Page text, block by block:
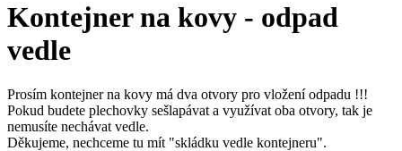
Kontejner na kovy - odpad
vedle
Prosím kontejner na kovy má dva otvory pro vložení odpadu !!!
Pokud budete plechovky sešlapávat a využívat oba otvory, tak je
nemusíte nechávat vedle.
Děkujeme, nechceme tu mít "skládku vedle kontejneru".